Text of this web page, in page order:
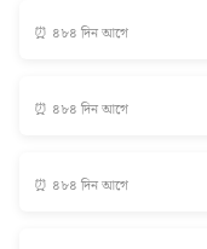
⏰ ৪৮৪ দিন আগে
⏰ ৪৮৪ দিন আগে
⏰ ৪৮৪ দিন আগে